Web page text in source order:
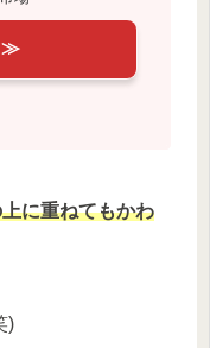
≫
に重ねてもかわ
)